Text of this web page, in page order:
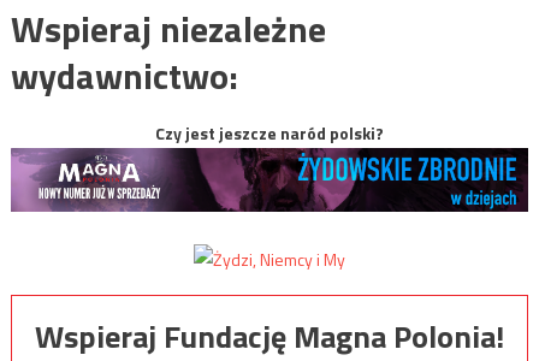
Wspieraj niezależne
wydawnictwo:
Czy jest jeszcze naród polski?
Wspieraj Fundację Magna Polonia!